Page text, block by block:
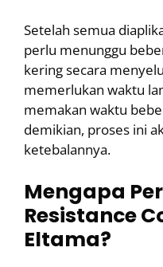
Setelah semua
perlu menunggu
kering secara
memerlukan waktu
memakan waktu
demikian, proses ini
ketebalannya.
Mengapa
Resistance
Eltama?